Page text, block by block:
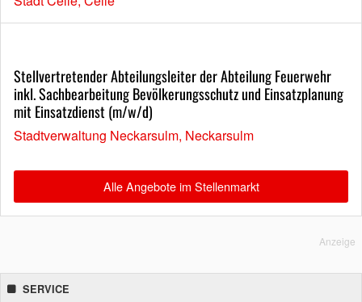
Stellvertretender Abteilungsleiter der Abteilung Feuerwehr
inkl. Sachbearbeitung Bevölkerungsschutz und Einsatzplanung
mit Einsatzdienst (m/w/d)
Stadtverwaltung Neckarsulm, Neckarsulm
Alle Angebote im Stellenmarkt
Anzeige
SERVICE